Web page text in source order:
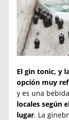
El gin tonic, y
opción muy
y es una
locales según
lugar. La